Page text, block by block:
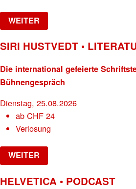
WEITER
SIRI HUSTVEDT •
Die international gefeierte
Bühnengespräch
Dienstag, 25.08.2026
abCHF 24
Verlosung
WEITER
HELVETICA • PODCAST